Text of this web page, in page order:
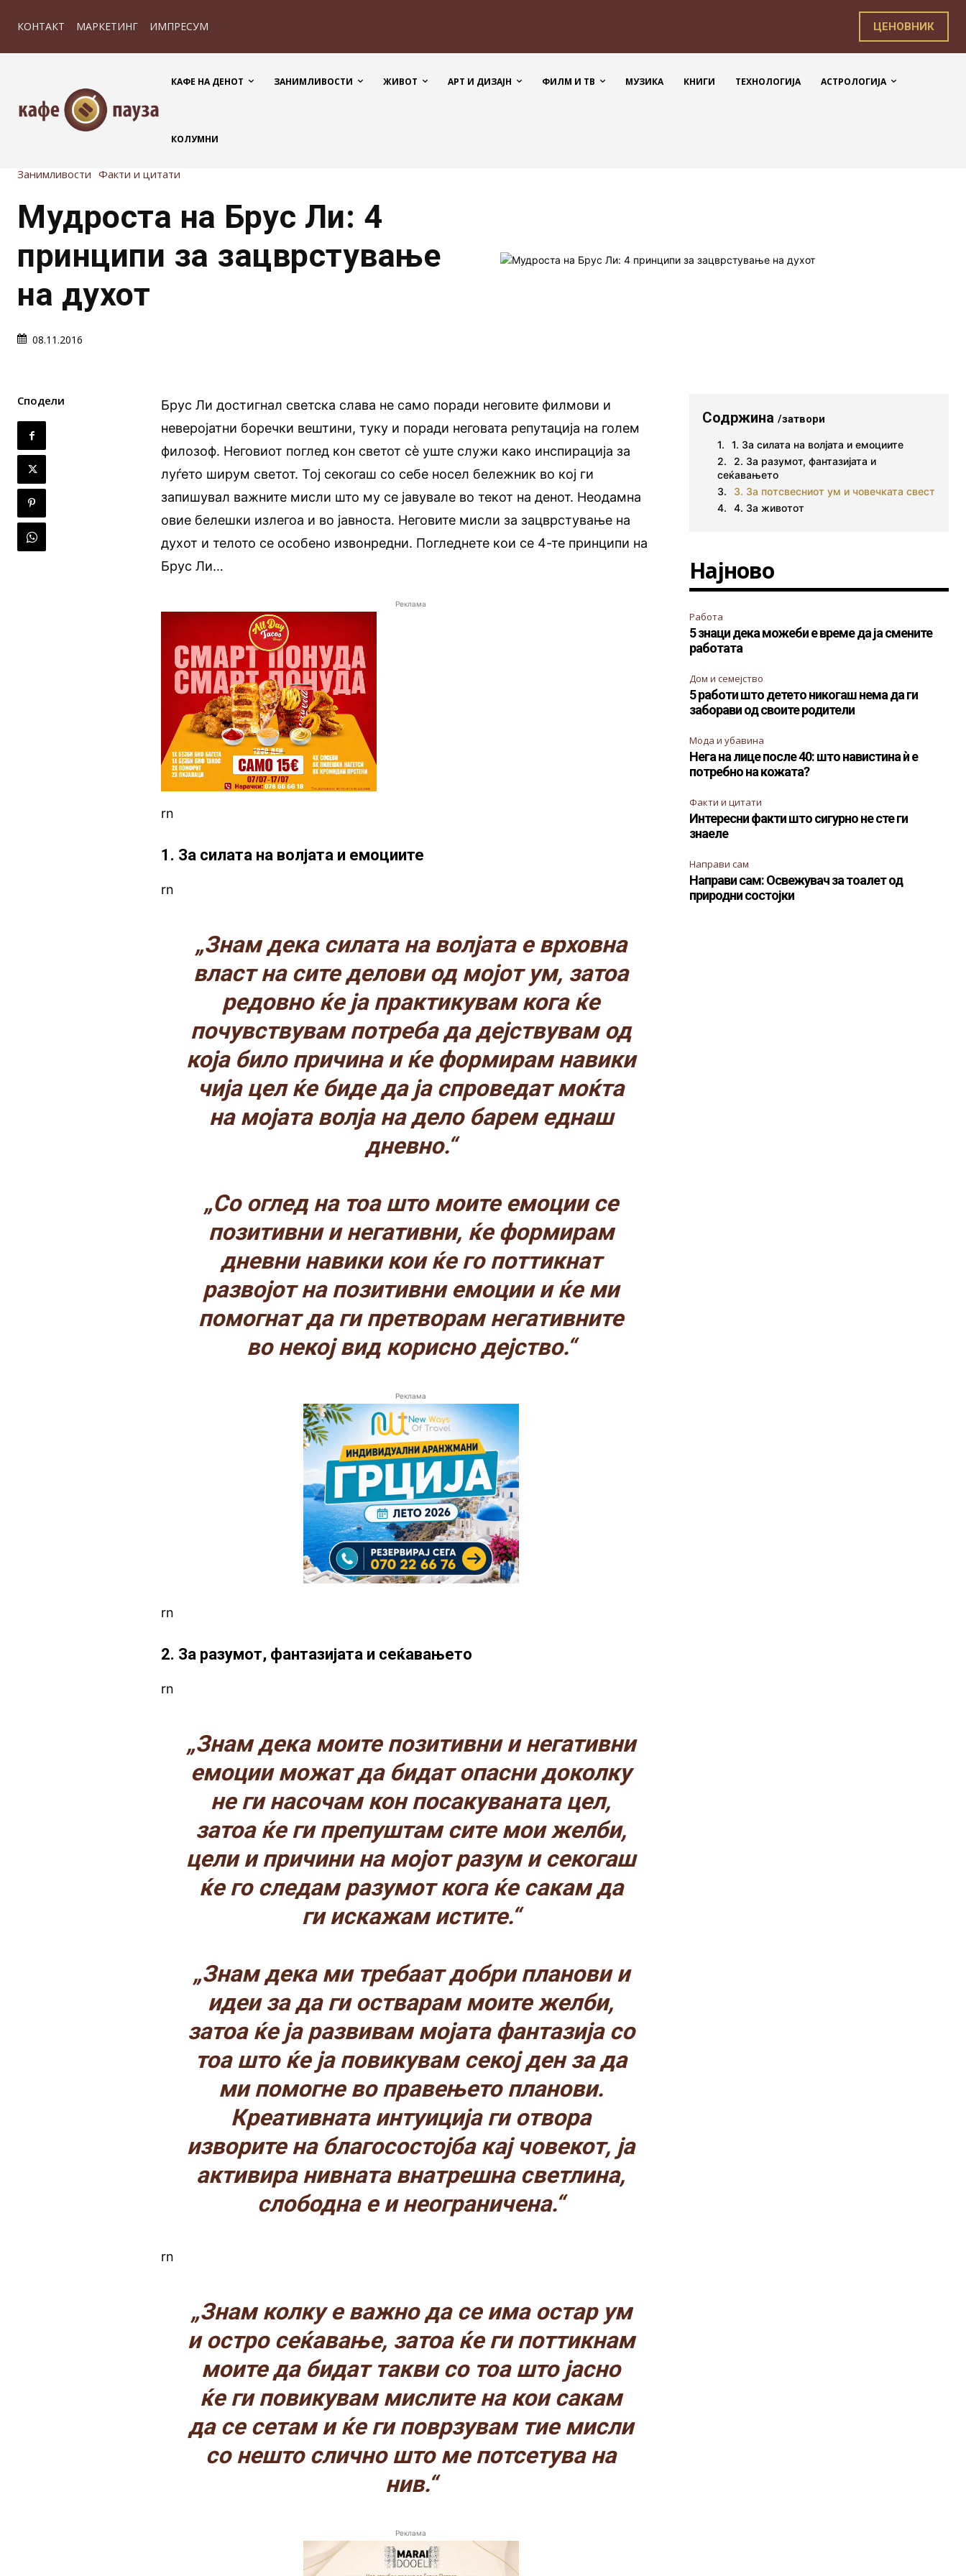
КОНТАКТ МАРКЕТИНГ ИМПРЕСУМ ЦЕНОВНИК
КАФЕ НА ДЕНОТ ЗАНИМЛИВОСТИ ЖИВОТ АРТ И ДИЗАЈН ФИЛМ И ТВ МУЗИКА КНИГИ ТЕХНОЛОГИЈА АСТРОЛОГИЈА
КОЛУМНИ
Занимливости Факти и цитати
Мудроста на Брус Ли: 4
принципи за зацврстување
на духот
08.11.2016
Сподели
Брус Ли достигнал светска слава не само поради неговите филмови и
неверојатни боречки вештини, туку и поради неговата репутација на голем
филозоф. Неговиот поглед кон светот сѐ уште служи како инспирација за
луѓето ширум светот. Тој секогаш со себе носел бележник во кој ги
запишувал важните мисли што му се јавувале во текот на денот. Неодамна
овие белешки излегоа и во јавноста. Неговите мисли за зацврстување на
духот и телото се особено извонредни. Погледнете кои се 4-те принципи на
Брус Ли…
Реклама
rn
1. За силата на волјата и емоциите
rn
„Знам дека силата на волјата е врховна
власт на сите делови од мојот ум, затоа
редовно ќе ја практикувам кога ќе
почувствувам потреба да дејствувам од
која било причина и ќе формирам навики
чија цел ќе биде да ја спроведат моќта
на мојата волја на дело барем еднаш
дневно.“
„Со оглед на тоа што моите емоции се
позитивни и негативни, ќе формирам
дневни навики кои ќе го поттикнат
развојот на позитивни емоции и ќе ми
помогнат да ги претворам негативните
во некој вид корисно дејство.“
Реклама
rn
2. За разумот, фантазијата и сеќавањето
rn
„Знам дека моите позитивни и негативни
емоции можат да бидат опасни доколку
не ги насочам кон посакуваната цел,
затоа ќе ги препуштам сите мои желби,
цели и причини на мојот разум и секогаш
ќе го следам разумот кога ќе сакам да
ги искажам истите.“
„Знам дека ми требаат добри планови и
идеи за да ги остварам моите желби,
затоа ќе ја развивам мојата фантазија со
тоа што ќе ја повикувам секој ден за да
ми помогне во правењето планови.
Креативната интуиција ги отвора
изворите на благосостојба кај човекот, ја
активира нивната внатрешна светлина,
слободна е и неограничена.“
rn
„Знам колку е важно да се има остар ум
и остро сеќавање, затоа ќе ги поттикнам
моите да бидат такви со тоа што јасно
ќе ги повикувам мислите на кои сакам
да се сетам и ќе ги поврзувам тие мисли
со нешто слично што ме потсетува на
нив.“
Реклама
Содржина/затвори
1. За силата на волјата и емоциите
2. За разумот, фантазијата и
сеќавањето
3. За потсвесниот ум и човечката свест
4. За животот
Најново
Работа
5 знаци дека можеби е време да ја смените
работата
Дом и семејство
5 работи што детето никогаш нема да ги
заборави од своите родители
Мода и убавина
Нега на лице после 40: што навистина ѝ е
потребно на кожата?
Факти и цитати
Интересни факти што сигурно не сте ги
знаеле
Направи сам
Направи сам: Освежувач за тоалет од
природни состојки